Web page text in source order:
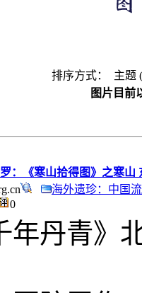
排序方式： 主题 (
图片目前
：《寒山拾得图》之寒山
海外遗珍：中国
0
年丹青》